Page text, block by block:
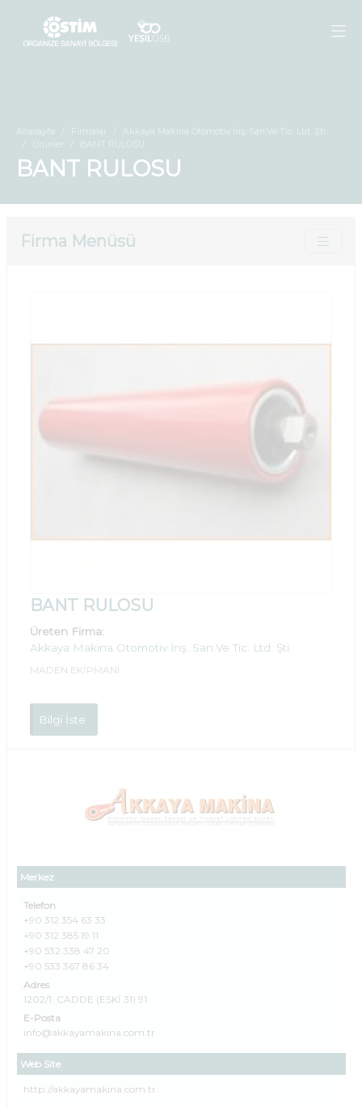
Anasayfa Firmalar
Akkaya Makina Otomotiv İnş. San.Ve Tic. Ltd. Şti.
Ürünler
BANT RULOSU
BANT RULOSU
Firma Menüsü
Merkez
Telefon
+90 312 354 63 33
+90 312 385 19 11
+90 532 338 47 20
+90 533 367 86 34
Adres
1202/1. CADDE (ESKİ 31) 91
E-Posta
info@akkayamakina.com.tr
Web Site
http://akkayamakina.com.tr
BANT RULOSU
Üreten Firma:
Akkaya Makina Otomotiv İnş. San.Ve Tic. Ltd. Şti.
MADEN EKİPMANI
Bilgi İste